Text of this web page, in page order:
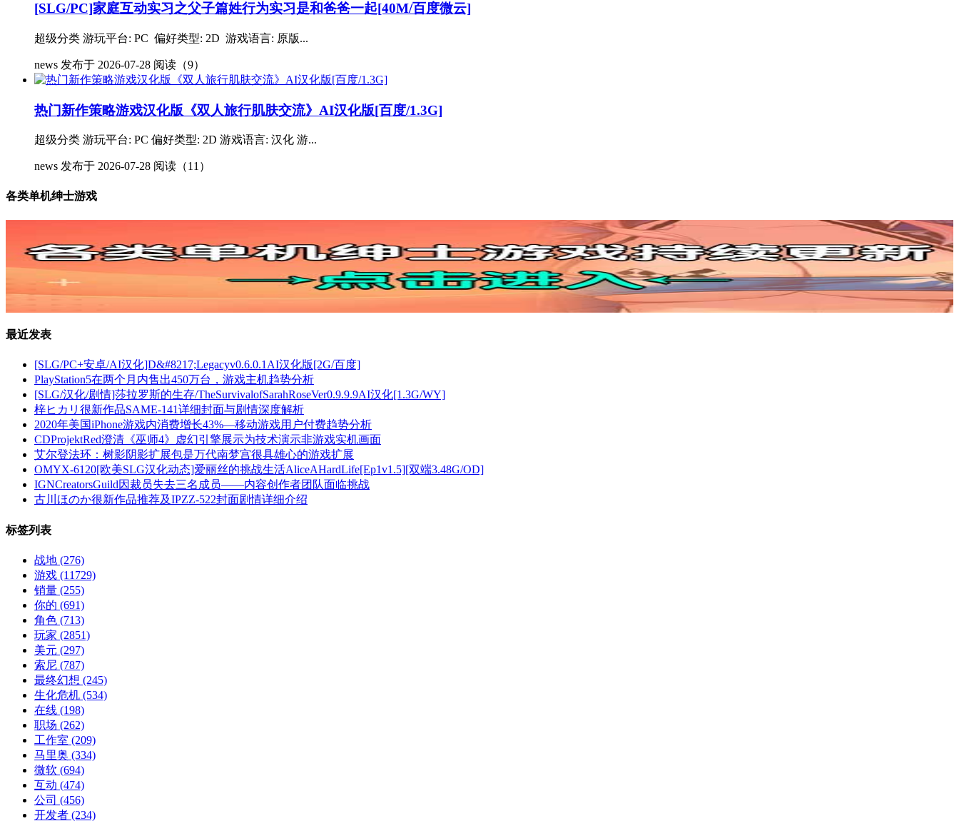
[SLG/PC]家庭互动实习之父子篇姓行为实习是和爸爸一起[40M/百度微云]
超级分类 游玩平台: PC 偏好类型: 2D 游戏语言: 原版...
news 发布于 2026-07-28 阅读（9）
热门新作策略游戏汉化版《双人旅行肌肤交流》AI汉化版[百度/1.3G]
超级分类 游玩平台: PC 偏好类型: 2D 游戏语言: 汉化 游...
news 发布于 2026-07-28 阅读（11）
各类单机绅士游戏
最近发表
[SLG/PC+安卓/AI汉化]D&#8217;Legacyv0.6.0.1AI汉化版[2G/百度]
PlayStation5在两个月内售出450万台，游戏主机趋势分析
[SLG/汉化/剧情]莎拉罗斯的生存/TheSurvivalofSarahRoseVer0.9.9.9AI汉化[1.3G/WY]
梓ヒカリ很新作品SAME-141详细封面与剧情深度解析
2020年美国iPhone游戏内消费增长43%—移动游戏用户付费趋势分析
CDProjektRed澄清《巫师4》虚幻引擎展示为技术演示非游戏实机画面
艾尔登法环：树影阴影扩展包是万代南梦宫很具雄心的游戏扩展
OMYX-6120[欧美SLG汉化动态]爱丽丝的挑战生活AliceAHardLife[Ep1v1.5][双端3.48G/OD]
IGNCreatorsGuild因裁员失去三名成员——内容创作者团队面临挑战
古川ほのか很新作品推荐及IPZZ-522封面剧情详细介绍
标签列表
战地 (276)
游戏 (11729)
销量 (255)
你的 (691)
角色 (713)
玩家 (2851)
美元 (297)
索尼 (787)
最终幻想 (245)
生化危机 (534)
在线 (198)
职场 (262)
工作室 (209)
马里奥 (334)
微软 (694)
互动 (474)
公司 (456)
开发者 (234)